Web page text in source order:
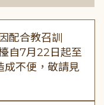
配合教召訓
自7月22日起至
成不便，敬請見